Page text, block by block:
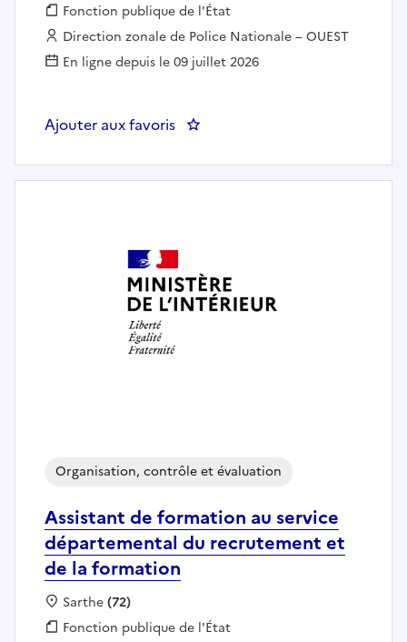
Fonction publique :
Fonction publique de l'État
Employeur :
Direction zonale de Police Nationale – OUEST
En ligne depuis le 09 juillet 2026
Ajouter aux favoris : Agent polyvalent de soutien
Assistant de formation au service
départemental du recrutement et
de la formation
Organisation, contrôle et évaluation
Localisation :
Sarthe(72)
Fonction publique :
Fonction publique de l'État